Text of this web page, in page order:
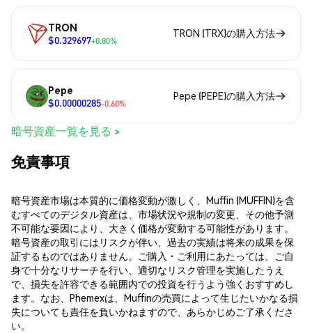
TRON
$0.329697+0.80%
TRON (TRX)の購入方法
Pepe
$0.00000285-0.60%
Pepe (PEPE)の購入方法
暗号資産一覧を見る >
免責事項
暗号資産市場は本質的に価格変動が激しく、Muffin (MUFFIN)を含
むすべてのデジタル資産は、市場状況や規制の変更、その他予測
不可能な要因により、大きく価格が変動する可能性があります。
暗号資産の取引にはリスクが伴い、過去の実績は将来の成果を保
証するものではありません。ご購入・ご利用にあたっては、ご自
身で十分なリサーチを行い、適切なリスク管理を実施したうえ
で、損失を許容できる範囲内での投資を行うよう強くおすすめし
ます。なお、Phemexは、Muffinの売買によって生じたいかなる損
失についても責任を負いかねますので、あらかじめご了承くださ
い。